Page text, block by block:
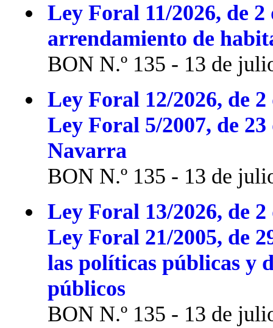
Ley Foral 11/2026, de
arrendamiento de
BON N.º 135 - 13 de
Ley Foral 12/2026, de
Ley Foral 5/2007, de
Navarra
BON N.º 135 - 13 de
Ley Foral 13/2026, de
Ley Foral 21/2005, de
las políticas públicas y
públicos
BON N.º 135 - 13 de